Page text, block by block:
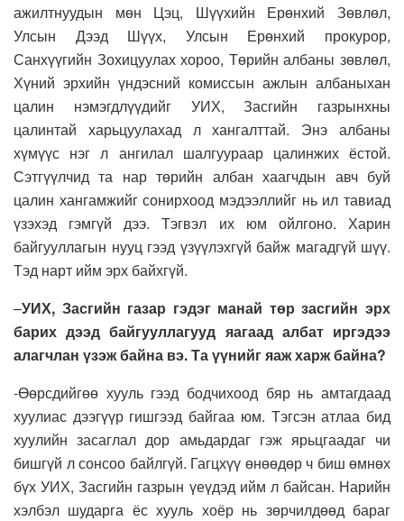
ажилтнуудын мөн Цэц, Шүүхийн Ерөнхий Зөвлөл,
Улсын Дээд Шүүх, Улсын Ерөнхий прокурор,
Санхүүгийн Зохицуулах хороо, Төрийн албаны зөвлөл,
Хүний эрхийн үндэсний комиссын ажлын албаныхан
цалин нэмэгдлүүдийг УИХ, Засгийн газрынхны
цалинтай харьцуулахад л хангалттай. Энэ албаны
хүмүүс нэг л ангилал шалгуураар цалинжих ёстой.
Сэтгүүлчид та нар төрийн албан хаагчдын авч буй
цалин хангамжийг сонирхоод мэдээллийг нь ил тавиад
үзэхэд гэмгүй дээ. Тэгвэл их юм ойлгоно. Харин
байгууллагын нууц гээд үзүүлэхгүй байж магадгүй шүү.
Тэд нарт ийм эрх байхгүй.
–УИХ, Засгийн газар гэдэг манай төр засгийн эрх
барих дээд байгууллагууд яагаад албат иргэдээ
алагчлан үзэж байна вэ. Та үүнийг яаж харж байна?
-Өөрсдийгөө хууль гээд бодчихоод бяр нь амтагдаад
хуулиас дээгүүр гишгээд байгаа юм. Тэгсэн атлаа бид
хуулийн засаглал дор амьдардаг гэж ярьцгаадаг чи
бишгүй л сонсоо байлгүй. Гагцхүү өнөөдөр ч биш өмнөх
бүх УИХ, Засгийн газрын үеүдэд ийм л байсан. Нарийн
хэлбэл шударга ёс хууль хоёр нь зөрчилдөөд бараг